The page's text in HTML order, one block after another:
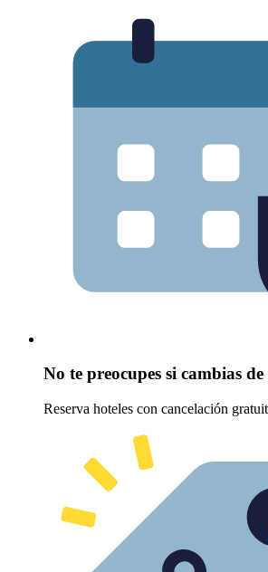
No te preocupes si cambias de
Reserva hoteles con cancelación